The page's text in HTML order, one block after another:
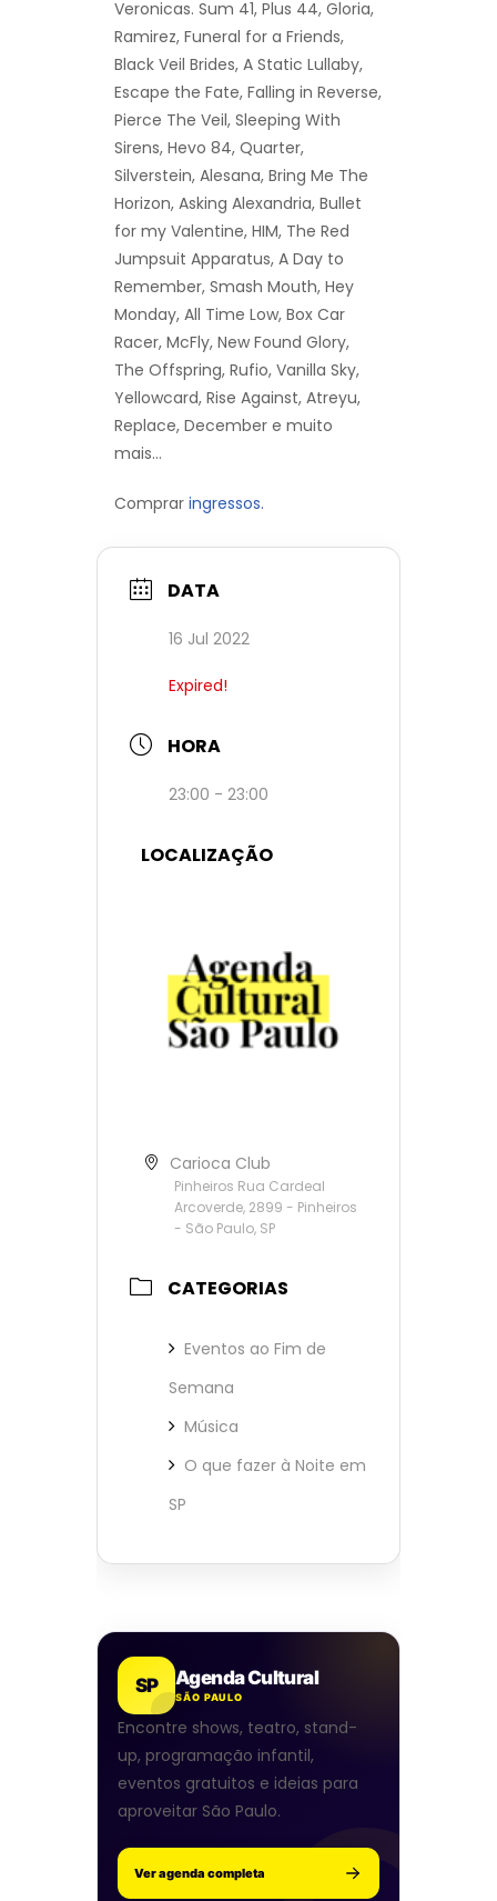
Veronicas. Sum 41, Plus 44, Gloria,
Ramirez, Funeral for a Friends,
Black Veil Brides, A Static Lullaby,
Escape the Fate, Falling in Reverse,
Pierce The Veil, Sleeping With
Sirens, Hevo 84, Quarter,
Silverstein, Alesana, Bring Me The
Horizon, Asking Alexandria, Bullet
for my Valentine, HIM, The Red
Jumpsuit Apparatus, A Day to
Remember, Smash Mouth, Hey
Monday, All Time Low, Box Car
Racer, McFly, New Found Glory,
The Offspring, Rufio, Vanilla Sky,
Yellowcard, Rise Against, Atreyu,
Replace, December e muito
mais…
Comprar ingressos.
DATA
16 Jul 2022
Expired!
HORA
23:00 - 23:00
LOCALIZAÇÃO
Carioca Club
Pinheiros Rua Cardeal
Arcoverde, 2899 - Pinheiros
- São Paulo, SP
CATEGORIAS
Eventos ao Fim de
Semana
Música
O que fazer à Noite em
SP
SP Agenda Cultural
SÃO PAULO
Encontre shows, teatro, stand-
up, programação infantil,
eventos gratuitos e ideias para
aproveitar São Paulo.
Ver agenda completa